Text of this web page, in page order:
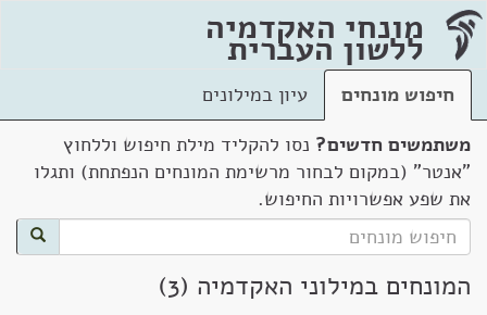
מונחי האקדמיה
ללשון העברית
חיפוש מונחים
עיון במילונים
משתמשים חדשים? נסו להקליד מילת חיפוש וללחוץ
"אנטר" (במקום לבחור מרשימת המונחים הנפתחת) ותגלו
את שפע אפשרויות החיפוש.
המונחים במילוני האקדמיה (3)